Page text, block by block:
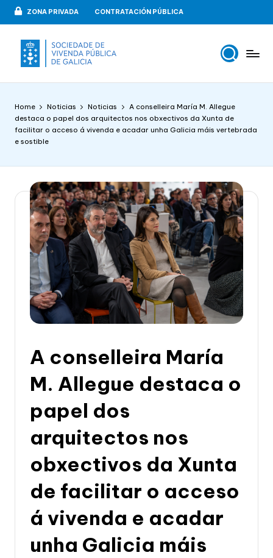
Skip
content
ZONA PRIVADA CONTRATACIÓN PÚBLICA
v
e
a
p
b
G
Home Noticias Noticias
A conselleira María M. Allegue
destaca o papel dos arquitectos nos obxectivos da Xunta de
facilitar o acceso á vivenda e acadar unha Galicia máis vertebrada
e sostible
A conselleira María
M. Allegue destaca o
papel dos
arquitectos nos
obxectivos da Xunta
de facilitar o acceso
á vivenda e acadar
unha Galicia máis